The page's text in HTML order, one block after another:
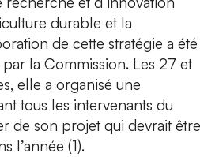
durable et la
de cette stratégie a été
la Commission. Les 27 et
elle a organisé une
tous les intervenants du
de son projet qui devrait être
l’année (1).